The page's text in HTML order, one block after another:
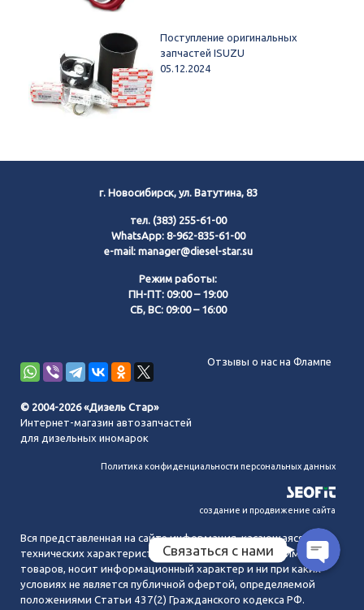
Поступление оригинальных
запчастей ISUZU
05.12.2024
г. Новосибирск, ул. Ватутина, 83
тел. (383) 255-61-00
WhatsApp: 8-962-835-61-00
e-mail: manager@diesel-star.su
Режим работы:
ПН-ПТ: 09:00 – 19:00
СБ, ВС: 09:00 – 16:00
Отзывы о нас на Флампе
© 2004-2026 «Дизель Стар»
Интернет-магазин автозапчастей
для дизельных иномарок
Политика конфиденциальности персональных данных
создание и продвижение сайта
Вся представленная на сайте информация, касающаяся
технических характеристик, наличия на складе, стоимости
товаров, носит информационный характер и ни при каких
условиях не является публичной офертой, определяемой
положениями Статьи 437(2) Гражданского кодекса РФ.
Связаться с нами